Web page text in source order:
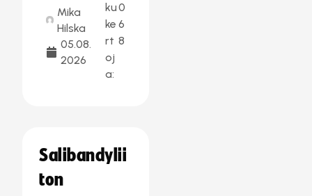
Mika
Hilska
05.08.
2026
ku
ke
rt
oj
a:
0
6
8
Salibandylii
ton